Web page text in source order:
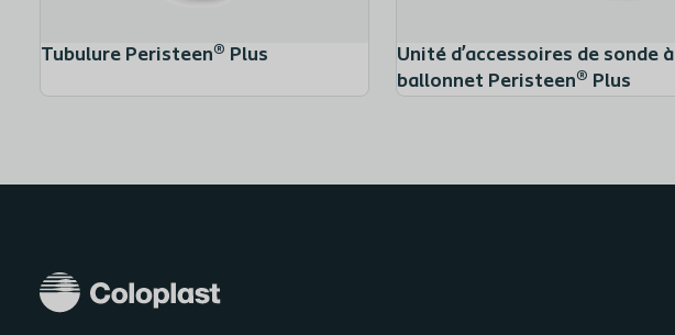
Tubulure Peristeen® Plus
Unité d’accessoires de sonde à
ballonnet Peristeen® Plus